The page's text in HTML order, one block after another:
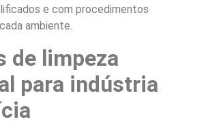
e com procedimentos
ambiente.
de limpeza
para indústria